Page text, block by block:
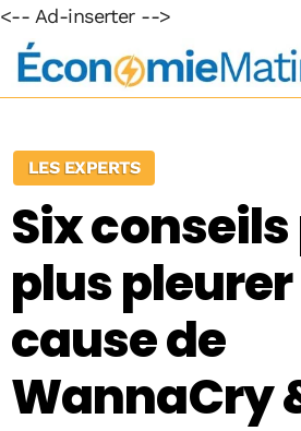
<-- Ad-inserter -->
LES EXPERTS
Six
plus
cause de
WannaCry